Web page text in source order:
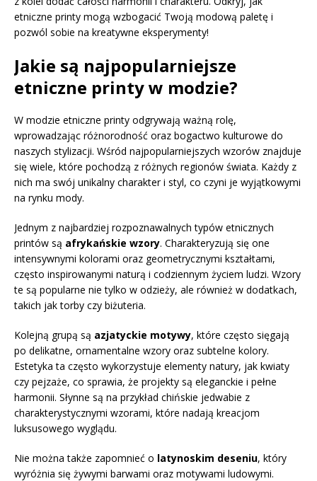
etniczne printy mogą wzbogacić Twoją modową paletę i
pozwól sobie na kreatywne eksperymenty!
Jakie są najpopularniejsze
etniczne printy w modzie?
W modzie etniczne printy odgrywają ważną rolę,
wprowadzając różnorodność oraz bogactwo kulturowe do
naszych stylizacji. Wśród najpopularniejszych wzorów znajduje
się wiele, które pochodzą z różnych regionów świata. Każdy z
nich ma swój unikalny charakter i styl, co czyni je wyjątkowymi
na rynku mody.
Jednym z najbardziej rozpoznawalnych typów etnicznych
printów są afrykańskie wzory. Charakteryzują się one
intensywnymi kolorami oraz geometrycznymi kształtami,
często inspirowanymi naturą i codziennym życiem ludzi. Wzory
te są popularne nie tylko w odzieży, ale również w dodatkach,
takich jak torby czy biżuteria.
Kolejną grupą są azjatyckie motywy, które często sięgają
po delikatne, ornamentalne wzory oraz subtelne kolory.
Estetyka ta często wykorzystuje elementy natury, jak kwiaty
czy pejzaże, co sprawia, że projekty są eleganckie i pełne
harmonii. Słynne są na przykład chińskie jedwabie z
charakterystycznymi wzorami, które nadają kreacjom
luksusowego wyglądu.
Nie można także zapomnieć o latynoskim deseniu, który
wyróżnia się żywymi barwami oraz motywami ludowymi.